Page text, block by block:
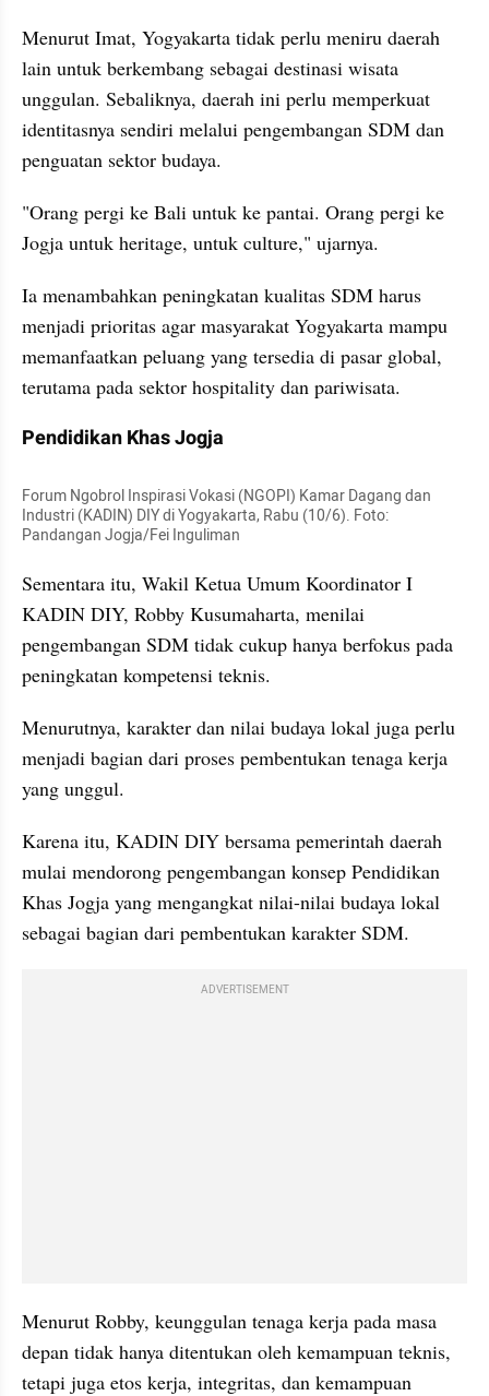
Menurut Imat, Yogyakarta tidak perlu meniru daerah
lain untuk berkembang sebagai destinasi wisata
unggulan. Sebaliknya, daerah ini perlu memperkuat
identitasnya sendiri melalui pengembangan SDM dan
penguatan sektor budaya.
"Orang pergi ke Bali untuk ke pantai. Orang pergi ke
Jogja untuk heritage, untuk culture," ujarnya.
Ia menambahkan peningkatan kualitas SDM harus
menjadi prioritas agar masyarakat Yogyakarta mampu
memanfaatkan peluang yang tersedia di pasar global,
terutama pada sektor hospitality dan pariwisata.
Pendidikan Khas Jogja
Forum Ngobrol Inspirasi Vokasi (NGOPI) Kamar Dagang dan
Industri (KADIN) DIY di Yogyakarta, Rabu (10/6). Foto:
Pandangan Jogja/Fei Inguliman
Sementara itu, Wakil Ketua Umum Koordinator I
KADIN DIY, Robby Kusumaharta, menilai
pengembangan SDM tidak cukup hanya berfokus pada
peningkatan kompetensi teknis.
Menurutnya, karakter dan nilai budaya lokal juga perlu
menjadi bagian dari proses pembentukan tenaga kerja
yang unggul.
Karena itu, KADIN DIY bersama pemerintah daerah
mulai mendorong pengembangan konsep Pendidikan
Khas Jogja yang mengangkat nilai-nilai budaya lokal
sebagai bagian dari pembentukan karakter SDM.
ADVERTISEMENT
Menurut Robby, keunggulan tenaga kerja pada masa
depan tidak hanya ditentukan oleh kemampuan teknis,
tetapi juga etos kerja, integritas, dan kemampuan